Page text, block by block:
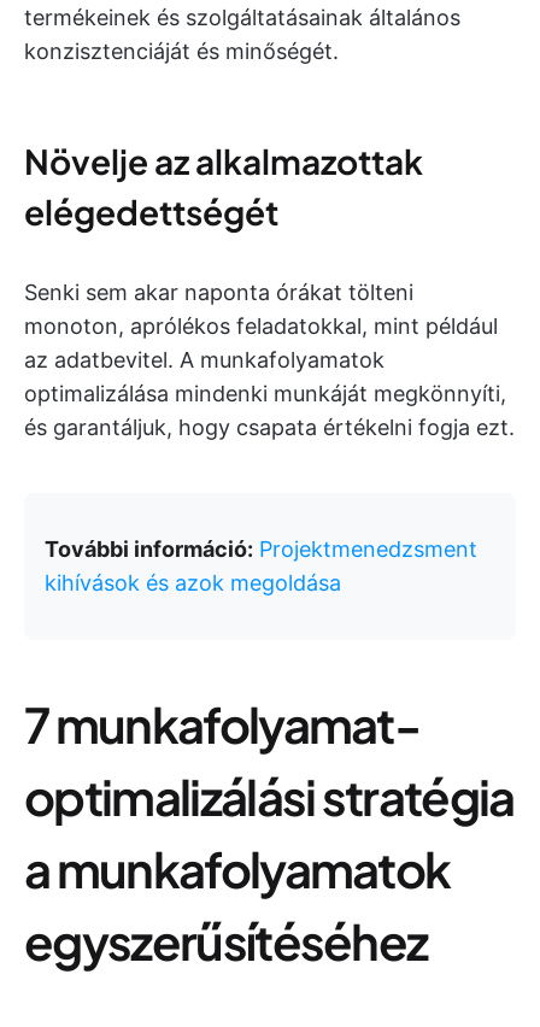
termékeinek és szolgáltatásainak általános
konzisztenciáját és minőségét.
Növelje az alkalmazottak
elégedettségét
Senki sem akar naponta órákat tölteni
monoton, aprólékos feladatokkal, mint például
az adatbevitel. A munkafolyamatok
optimalizálása mindenki munkáját megkönnyíti,
és garantáljuk, hogy csapata értékelni fogja ezt.
További információ: Projektmenedzsment
kihívások és azok megoldása
7 munkafolyamat-
optimalizálási stratégia
a munkafolyamatok
egyszerűsítéséhez